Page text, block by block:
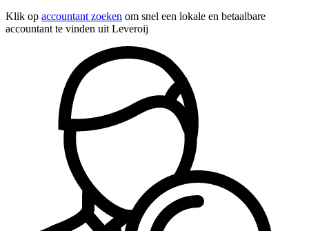
Klik op accountant zoeken om snel een lokale en betaalbare
accountant te vinden uit Leveroij